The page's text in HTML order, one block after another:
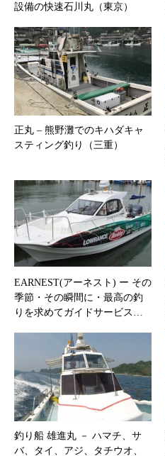
設備の快速石川丸（東京）
正丸 – 熊野灘でのキハダキャ
スティング釣り（三重）
EARNEST(アーネスト) ー その
季節・その瞬間に・最高の釣
りを求めてガイドサービス…
釣り船 雄進丸 － ハマチ、サ
バ、タイ、アジ、タチウオ、